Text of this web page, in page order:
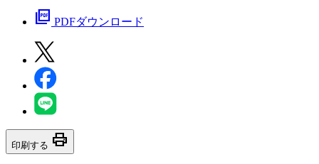
picture_as_pdf PDFダウンロード
印刷する print